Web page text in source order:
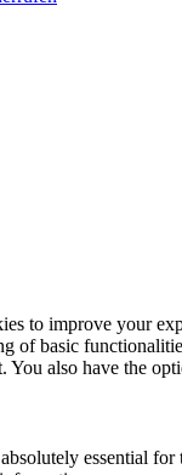
to improve your
of basic
also have the
essential